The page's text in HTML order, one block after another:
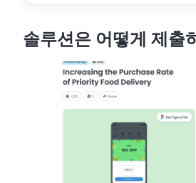
솔루션은 어떻게 제출